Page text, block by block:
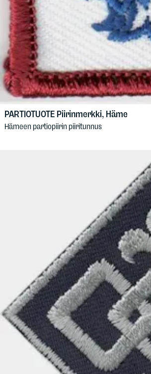
PARTIOTUOTE Piirinmerkki, Häme
Hämeen partiopiirin piiritunnus